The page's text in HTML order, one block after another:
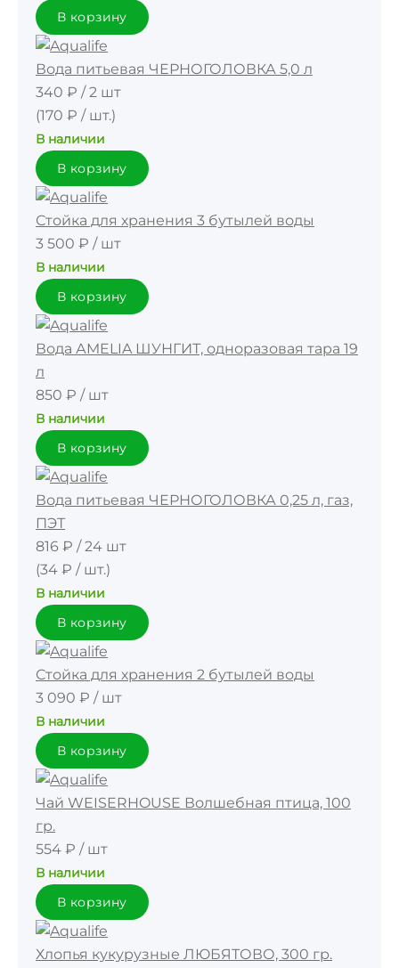
В корзину
Вода питьевая ЧЕРНОГОЛОВКА 5,0 л
340 ₽ /2 шт
(170 ₽ / шт.)
В наличии
В корзину
Стойка для хранения 3 бутылей воды
3 500 ₽ / шт
В наличии
В корзину
Вода АMELIA ШУНГИТ, одноразовая тара 19
л
850 ₽ / шт
В наличии
В корзину
Вода питьевая ЧЕРНОГОЛОВКА 0,25 л, газ,
ПЭТ
816 ₽ /24 шт
(34 ₽ / шт.)
В наличии
В корзину
Стойка для хранения 2 бутылей воды
3 090 ₽ / шт
В наличии
В корзину
Чай WEISERHOUSE Волшебная птица, 100
гр.
554 ₽ / шт
В наличии
В корзину
Хлопья кукурузные ЛЮБЯТОВО, 300 гр.